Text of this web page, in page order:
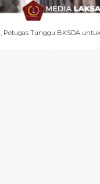
Tunggu BKSDA